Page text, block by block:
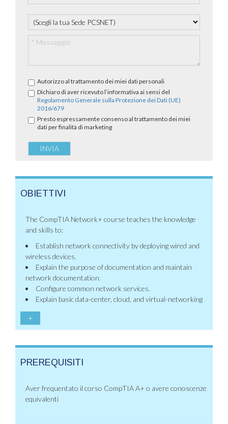
Autorizzo al trattamento dei miei dati personali
Dichiaro di aver ricevuto l’informativa ai sensi del
Regolamento Generale sulla Protezione dei Dati (UE)
2016/679
Presto espressamente consenso al trattamento dei miei
dati per finalità di marketing
OBIETTIVI
The CompTIA Network+ course teaches the knowledge
and skills to:
Establish network connectivity by deploying wired and
wireless devices.
Explain the purpose of documentation and maintain
network documentation.
Configure common network services.
Explain basic data-center, cloud, and virtual-networking
+
PREREQUISITI
Aver frequentato il corso CompTIA A+ o avere conoscenze
equivalenti